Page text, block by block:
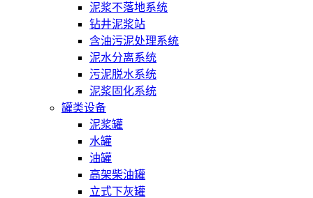
泥浆不落地系统
钻井泥浆站
含油污泥处理系统
泥水分离系统
污泥脱水系统
泥浆固化系统
罐类设备
泥浆罐
水罐
油罐
高架柴油罐
立式下灰罐